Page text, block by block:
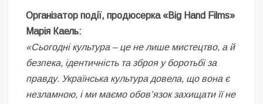
Організатор події, продюсерка «Big Hand Films»
Марія Каель:
«Сьогодні культура – це не лише мистецтво, а й
безпека, ідентичність та зброя у боротьбі за
правду. Українська культура довела, що вона є
незламною, і ми маємо обов’язок захищати її не